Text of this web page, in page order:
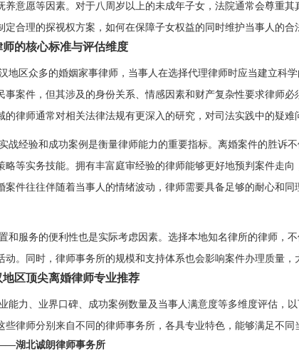
养意愿等因素。对于八周岁以上的未成年子女，法院通常会尊重
定合理的探视权方案，如何在保障子女权益的同时维护当事人的
的核心标准与评估维度
地区众多的婚姻家事律师，当事人在选择代理律师时应当建立科
事案件，但其涉及的身份关系、情感因素和财产复杂性要求律师
的律师通常对相关法律法规有更深入的研究，对司法实践中的疑难
战经验和成功案例是衡量律师能力的重要指标。离婚案件的胜诉
略等实务技能。拥有丰富庭审经验的律师能够更好地预判案件走
案件往往伴随着当事人的情绪波动，律师需要具备足够的耐心和
和服务的便利性也是实际考虑因素。选择本地知名律所的律师，
动。同时，律师事务所的规模和支持体系也会影响案件办理质量，
地区顶尖离婚律师专业推荐
能力、业界口碑、成功案例数量及当事人满意度等多维度评估，
些律师分别来自不同的律师事务所，各具专业特色，能够满足不同
湖北诚朗律师事务所